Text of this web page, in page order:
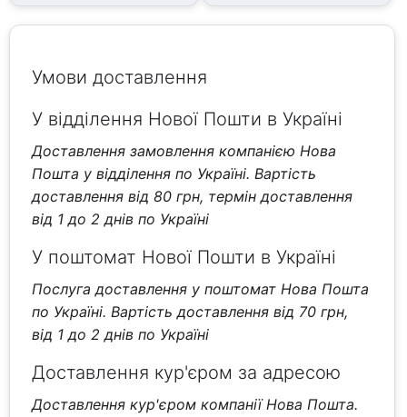
Умови доставлення
У відділення Нової Пошти в Україні
Доставлення замовлення компанією Нова
Пошта у відділення по Україні. Вартість
доставлення від 80 грн, термін доставлення
від 1 до 2 днів по Україні
У поштомат Нової Пошти в Україні
Послуга доставлення у поштомат Нова Пошта
по Україні. Вартість доставлення від 70 грн,
від 1 до 2 днів по Україні
Доставлення кур'єром за адресою
Доставлення кур'єром компанії Нова Пошта.